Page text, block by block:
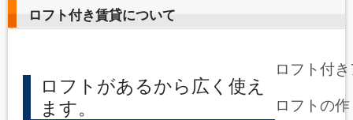
ロフト付き賃貸について
ロフトがあるから広く使え
ます。
ロフト付
ロフトの